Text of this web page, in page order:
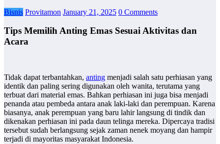
Bisnis Provitamon January 21, 2025 0 Comments
Tips Memilih Anting Emas Sesuai Aktivitas dan
Acara
Tidak dapat terbantahkan, anting menjadi salah satu perhiasan yang
identik dan paling sering digunakan oleh wanita, terutama yang
terbuat dari material emas. Bahkan perhiasan ini juga bisa menjadi
penanda atau pembeda antara anak laki-laki dan perempuan. Karena
biasanya, anak perempuan yang baru lahir langsung di tindik dan
dikenakan perhiasan ini pada daun telinga mereka. Dipercaya tradisi
tersebut sudah berlangsung sejak zaman nenek moyang dan hampir
terjadi di mayoritas masyarakat Indonesia.